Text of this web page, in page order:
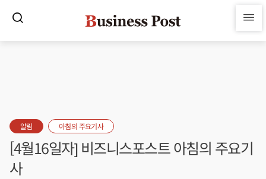
알림 아침의 주요기사
[4월16일자] 비즈니스포스트 아침의 주요기
사